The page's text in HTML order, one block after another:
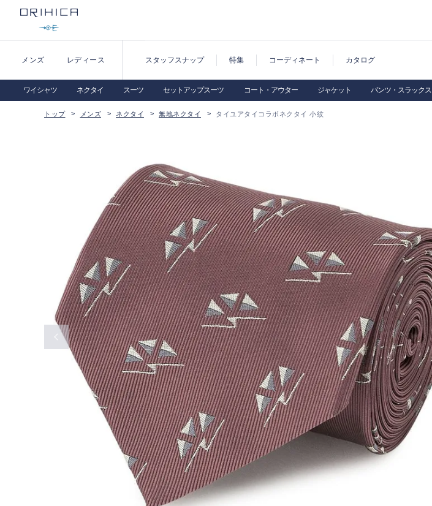
メンズ レディース スタッフスナップ 特集 コーディネート カタログ
ワイシャツ ネクタイ スーツ セットアップスーツ コート・アウター ジャケット パンツ・スラックス
トップ メンズ ネクタイ 無地ネクタイ タイユアタイコラボネクタイ 小紋